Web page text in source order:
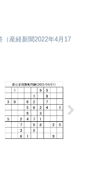
（産経新聞2022年4月17